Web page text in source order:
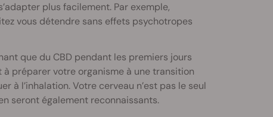
plus facilement. Par exemple,
vous détendre sans effets psychotropes
que du CBD pendant les premiers jours
à préparer votre organisme à une transition
à l’inhalation. Votre cerveau n’est pas le seul
seront également reconnaissants.